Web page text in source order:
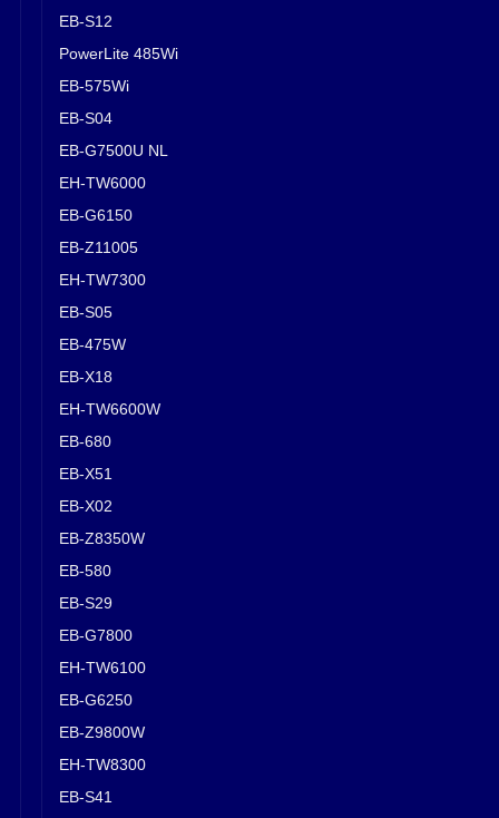
EB-S12
PowerLite 485Wi
EB-575Wi
EB-S04
EB-G7500U NL
EH-TW6000
EB-G6150
EB-Z11005
EH-TW7300
EB-S05
EB-475W
EB-X18
EH-TW6600W
EB-680
EB-X51
EB-X02
EB-Z8350W
EB-580
EB-S29
EB-G7800
EH-TW6100
EB-G6250
EB-Z9800W
EH-TW8300
EB-S41